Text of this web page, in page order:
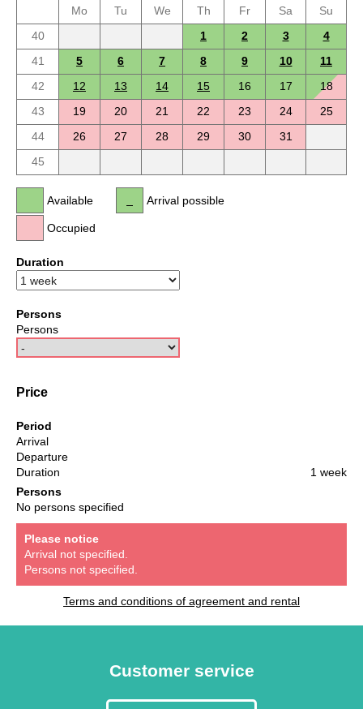
Mo
Tu We Th Fr Sa
Su
40
1 2 3
4
41
5 6 7 8 9 10
11
42
12 13 14 15 16 17
18
43
19 20 21 22 23 24
25
44
26 27 28 29 30
31
45
Available
Occupied
Arrival possible
Duration
Persons
Persons
Price
Period
Arrival
Departure
Duration
1 week
Persons
No persons specified
Please notice
Arrival not specified.
Persons not specified.
Terms and conditions of agreement and rental
Customer service